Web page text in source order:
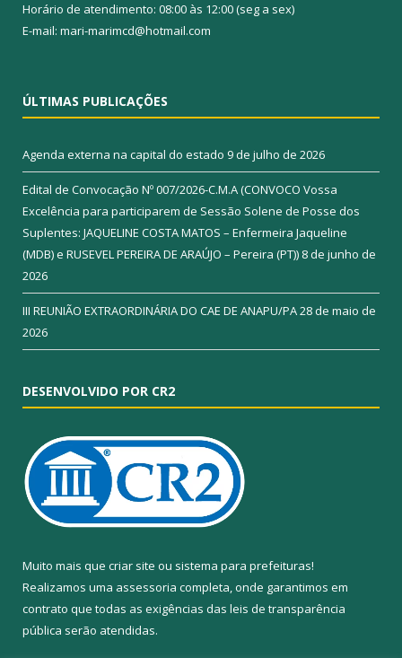
Horário de atendimento: 08:00 às 12:00 (seg a sex)
E-mail: mari-marimcd@hotmail.com
ÚLTIMAS PUBLICAÇÕES
Agenda externa na capital do estado 9 de julho de 2026
Edital de Convocação Nº 007/2026-C.M.A (CONVOCO Vossa
Excelência para participarem de Sessão Solene de Posse dos
Suplentes: JAQUELINE COSTA MATOS – Enfermeira Jaqueline
(MDB) e RUSEVEL PEREIRA DE ARAÚJO – Pereira (PT)) 8 de junho de
2026
III REUNIÃO EXTRAORDINÁRIA DO CAE DE ANAPU/PA28 de maio de
2026
DESENVOLVIDO POR CR2
Muito mais que criar site ou sistema para prefeituras!
Realizamos uma assessoria completa, onde garantimos em
contrato que todas as exigências das leis de transparência
pública serão atendidas.